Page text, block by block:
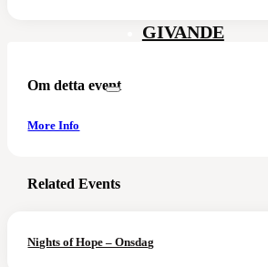
GIVANDE
Om detta event
More Info
Related Events
Nights of Hope – Onsdag